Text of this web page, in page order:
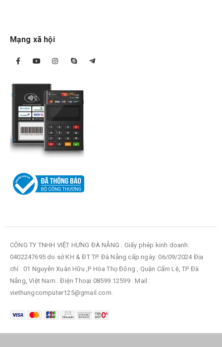
Mạng xã hội
CÔNG TY TNHH VIỆT HƯNG ĐÀ NẴNG . Giấy phép kinh doanh:
0402247695 do sở KH & ĐT TP. Đà Nẵng cấp ngày: 06/09/2024 Địa
chỉ : 01 Nguyễn Xuân Hữu ,P Hòa Thọ Đông , Quận Cẩm Lệ, TP Đà
Nẵng, Việt Nam . Điện Thoại 08599.12599 . Mail :
viethungcomputer125@gmail.com.